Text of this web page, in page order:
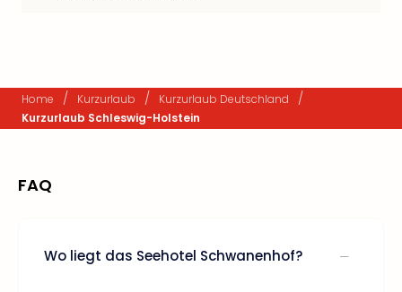
Home / Kurzurlaub / Kurzurlaub Deutschland /
Kurzurlaub Schleswig-Holstein
FAQ
Wo liegt das Seehotel Schwanenhof?